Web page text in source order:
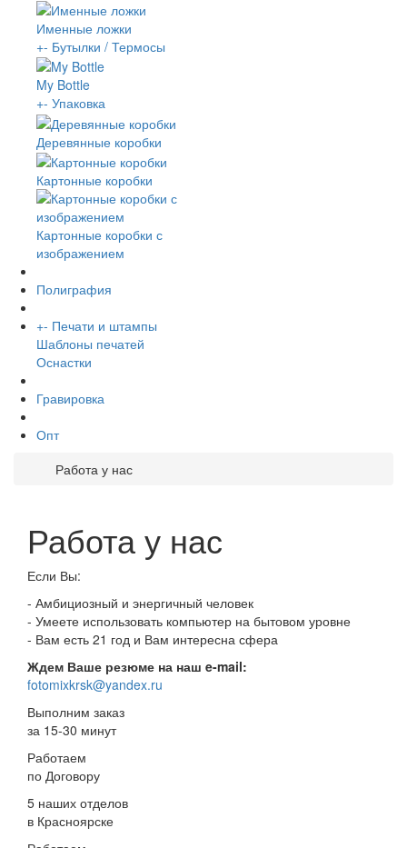
Именные ложки
+- Бутылки / Термосы
My Bottle
+- Упаковка
Деревянные коробки
Картонные коробки
Картонные коробки с
изображением
Полиграфия
+- Печати и штампы
Шаблоны печатей
Оснастки
Гравировка
Опт
Работа у нас
Работа у нас
Если Вы:
- Амбициозный и энергичный человек
- Умеете использовать компьютер на бытовом уровне
- Вам есть 21 год и Вам интересна сфера
Ждем Ваше резюме на наш e-mail:
fotomixkrsk@yandex.ru
Выполним заказ
за 15-30 минут
Работаем
по Договору
5 наших отделов
в Красноярске